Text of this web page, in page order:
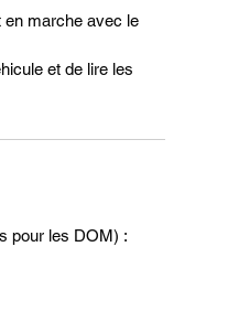
en marche avec le
et de lire les
pour les DOM) :